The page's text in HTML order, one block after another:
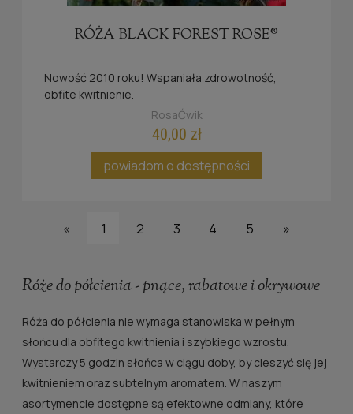
RÓŻA BLACK FOREST ROSE®
Nowość 2010 roku! Wspaniała zdrowotność,
obfite kwitnienie.
RosaĆwik
40,00 zł
powiadom o dostępności
« 1 2 3 4 5 »
Róże do półcienia - pnące, rabatowe i okrywowe
Róża do półcienia nie wymaga stanowiska w pełnym
słońcu dla obfitego kwitnienia i szybkiego wzrostu.
Wystarczy 5 godzin słońca w ciągu doby, by cieszyć się jej
kwitnieniem oraz subtelnym aromatem. W naszym
asortymencie dostępne są efektowne odmiany, które